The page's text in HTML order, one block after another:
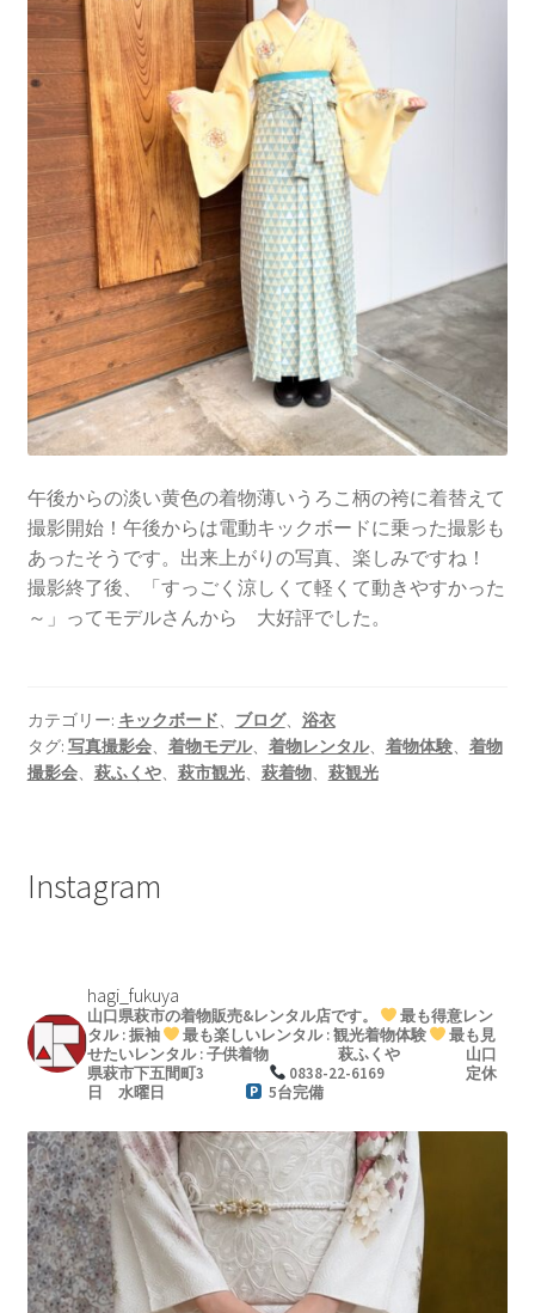
午後からの淡い黄色の着物薄いうろこ柄の袴に着替えて
撮影開始！午後からは電動キックボードに乗った撮影も
あったそうです。出来上がりの写真、楽しみですね！
撮影終了後、「すっごく涼しくて軽くて動きやすかった
～」ってモデルさんから 大好評でした。
カテゴリー: キックボード、 ブログ、 浴衣
タグ: 写真撮影会、 着物モデル、 着物レンタル、 着物体験、 着物
撮影会、 萩ふくや、 萩市観光、 萩着物、 萩観光
Instagram
hagi_fukuya
山口県萩市の着物販売&レンタル店です。
最も得意レン
タル : 振袖
最も楽しいレンタル : 観光着物体験
最も見
せたいレンタル : 子供着物
萩ふくや山口
県萩市下五間町3
0838-22-6169定休
日 水曜日
5台完備